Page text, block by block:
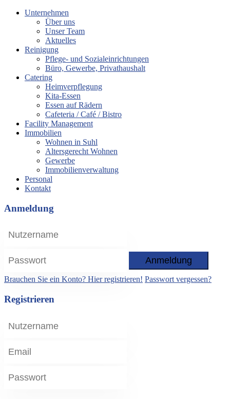
Unternehmen
Über uns
Unser Team
Aktuelles
Reinigung
Pflege- und Sozialeinrichtungen
Büro, Gewerbe, Privathaushalt
Catering
Heimverpflegung
Kita-Essen
Essen auf Rädern
Cafeteria / Café / Bistro
Facility Management
Immobilien
Wohnen in Suhl
Altersgerecht Wohnen
Gewerbe
Immobilienverwaltung
Personal
Kontakt
Anmeldung
Anmeldung
Brauchen Sie ein Konto? Hier registrieren! Passwort vergessen?
Registrieren